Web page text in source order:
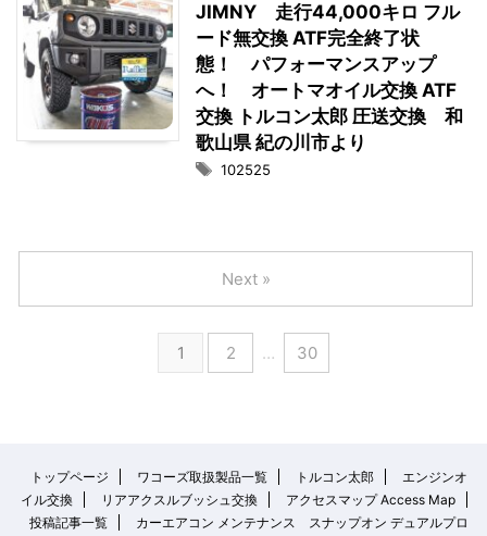
JIMNY 走行44,000キロ フル
ード無交換 ATF完全終了状
態！ パフォーマンスアップ
へ！ オートマオイル交換 ATF
交換 トルコン太郎 圧送交換 和
歌山県 紀の川市より
102525
1 2 … 30
Next »
トップページ ワコーズ取扱製品一覧 トルコン太郎
エンジンオ
イル交換
リアアクスルブッシュ交換
アクセスマップ Access Map
投稿記事一覧
カーエアコン メンテナンス スナップオン デュアルプロ